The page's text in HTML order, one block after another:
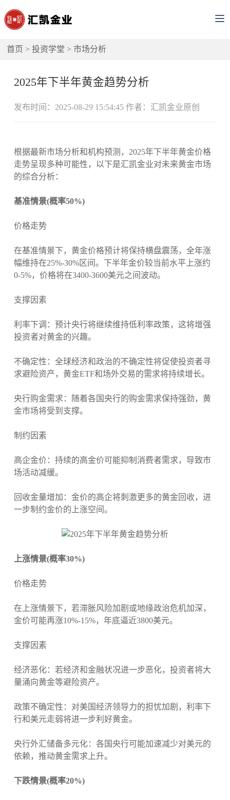
首页 >投资学堂 >市场分析
2025年下半年黄金趋势分析
发布时间：2025-08-29 15:54:45 作者：汇凯金业原创
根据最新市场分析和机构预测，2025年下半年黄金价格
走势呈现多种可能性，以下是汇凯金业对未来黄金市场
的综合分析：
基准情景(概率50%)
价格走势
在基准情景下，黄金价格预计将保持横盘震荡，全年涨
幅维持在25%-30%区间。下半年金价较当前水平上涨约
0-5%，价格将在3400-3600美元之间波动。
支撑因素
利率下调：预计央行将继续维持低利率政策，这将增强
投资者对黄金的兴趣。
不确定性：全球经济和政治的不确定性将促使投资者寻
求避险资产，黄金ETF和场外交易的需求将持续增长。
央行购金需求：随着各国央行的购金需求保持强劲，黄
金市场将受到支撑。
制约因素
高企金价：持续的高金价可能抑制消费者需求，导致市
场活动减缓。
回收金量增加：金价的高企将刺激更多的黄金回收，进
一步制约金价的上涨空间。
上涨情景(概率30%)
价格走势
在上涨情景下，若滞胀风险加剧或地缘政治危机加深，
金价可能再涨10%-15%，年底逼近3800美元。
支撑因素
经济恶化：若经济和金融状况进一步恶化，投资者将大
量涌向黄金等避险资产。
政策不确定性：对美国经济领导力的担忧加剧，利率下
行和美元走弱将进一步利好黄金。
央行外汇储备多元化：各国央行可能加速减少对美元的
依赖，推动黄金需求上升。
下跌情景(概率20%)